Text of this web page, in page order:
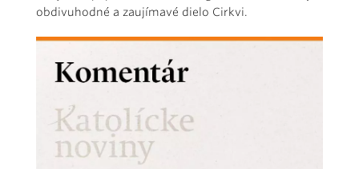
obdivuhodné a zaujímavé dielo Cirkvi.